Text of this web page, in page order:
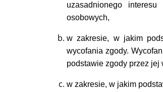
uzasadnionego
osobowych,
w zakresie, w jakim
wycofania zgody.
podstawie zgody przez jej
w zakresie, w jakim